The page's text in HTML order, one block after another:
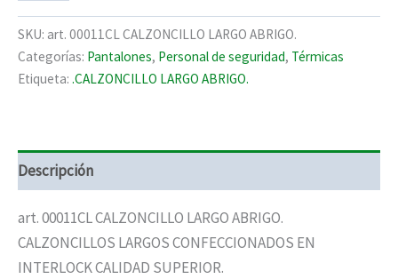
LARGO
ABRIGO.
cantidad
SKU: art. 00011CL CALZONCILLO LARGO ABRIGO.
Categorías: Pantalones, Personal de seguridad, Térmicas
Etiqueta: .CALZONCILLO LARGO ABRIGO.
Descripción
art. 00011CL CALZONCILLO LARGO ABRIGO.
CALZONCILLOS LARGOS CONFECCIONADOS EN
INTERLOCK CALIDAD SUPERIOR.